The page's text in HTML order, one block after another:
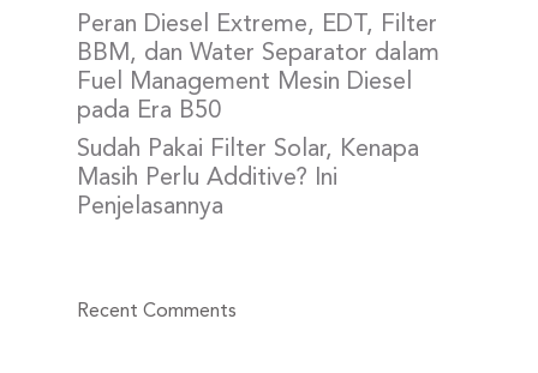
Peran Diesel Extreme, EDT, Filter
BBM, dan Water Separator dalam
Fuel Management Mesin Diesel
pada Era B50
Sudah Pakai Filter Solar, Kenapa
Masih Perlu Additive? Ini
Penjelasannya
Recent Comments